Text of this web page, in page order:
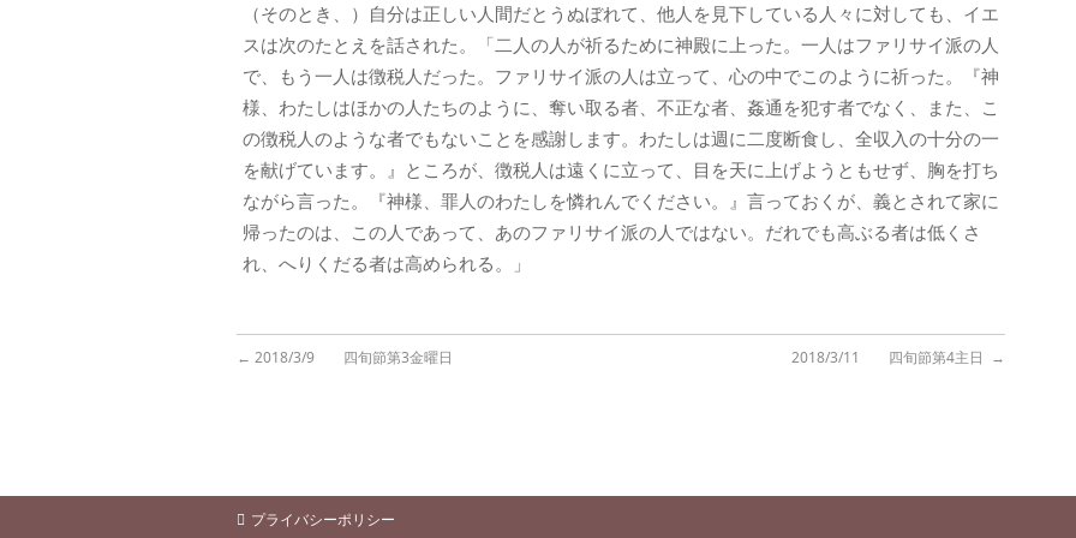
（そのとき、）自分は正しい人間だとうぬぼれて、他人を見下している人々に対しても、イエ
スは次のたとえを話された。「二人の人が祈るために神殿に上った。一人はファリサイ派の人
で、もう一人は徴税人だった。ファリサイ派の人は立って、心の中でこのように祈った。『神
様、わたしはほかの人たちのように、奪い取る者、不正な者、姦通を犯す者でなく、また、こ
の徴税人のような者でもないことを感謝します。わたしは週に二度断食し、全収入の十分の一
を献げています。』ところが、徴税人は遠くに立って、目を天に上げようともせず、胸を打ち
ながら言った。『神様、罪人のわたしを憐れんでください。』言っておくが、義とされて家に
帰ったのは、この人であって、あのファリサイ派の人ではない。だれでも高ぶる者は低くさ
れ、へりくだる者は高められる。」
← 2018/3/9 四旬節第3金曜日 2018/3/11 四旬節第4主日 →
プライバシーポリシー